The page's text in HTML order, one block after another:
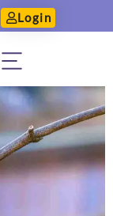
Login